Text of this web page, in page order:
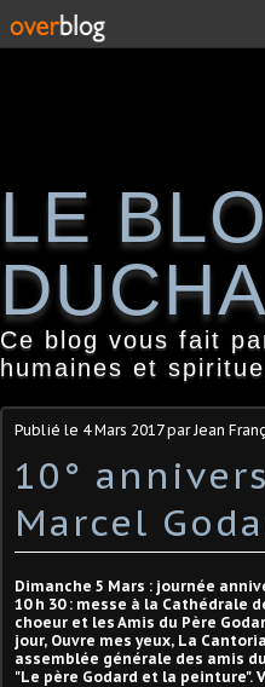
LE
Ce blog vous fait
humaines et
Publié le 4 Mars 2017par Jean
10°
Marcel
Dimanche 5 Mars : journée
10 h 30 : messe à la Cathédrale
choeur et les Amis du Père
jour, Ouvre mes yeux, La
assemblée générale des amis
"Le père Godard et la peinture".